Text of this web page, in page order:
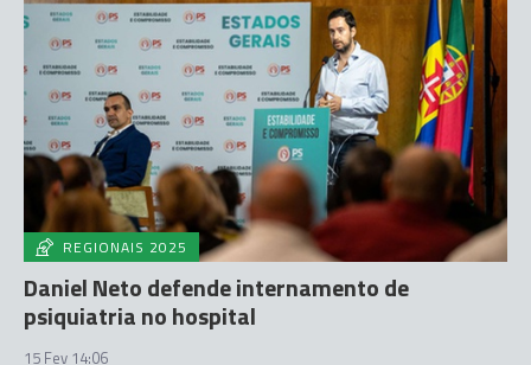
REGIONAIS 2025
Daniel Neto defende internamento de
psiquiatria no hospital
15 Fev 14:06